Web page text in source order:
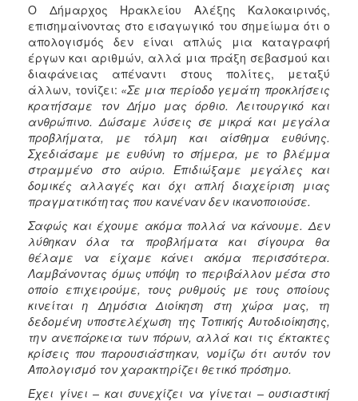
Ο Δήμαρχος Ηρακλείου Αλέξης Καλοκαιρινός,
επισημαίνοντας στο εισαγωγικό του σημείωμα ότι ο
απολογισμός δεν είναι απλώς μια καταγραφή
έργων και αριθμών, αλλά μια πράξη σεβασμού και
διαφάνειας απέναντι στους πολίτες, μεταξύ
άλλων, τονίζει: «Σε μια περίοδο γεμάτη προκλήσεις
κρατήσαμε τον Δήμο μας όρθιο. Λειτουργικό και
ανθρώπινο. Δώσαμε λύσεις σε μικρά και μεγάλα
προβλήματα, με τόλμη και αίσθημα ευθύνης.
Σχεδιάσαμε με ευθύνη το σήμερα, με το βλέμμα
στραμμένο στο αύριο. Επιδιώξαμε μεγάλες και
δομικές αλλαγές και όχι απλή διαχείριση μιας
πραγματικότητας που κανέναν δεν ικανοποιούσε.
Σαφώς και έχουμε ακόμα πολλά να κάνουμε. Δεν
λύθηκαν όλα τα προβλήματα και σίγουρα θα
θέλαμε να είχαμε κάνει ακόμα περισσότερα.
Λαμβάνοντας όμως υπόψη το περιβάλλον μέσα στο
οποίο επιχειρούμε, τους ρυθμούς με τους οποίους
κινείται η Δημόσια Διοίκηση στη χώρα μας, τη
δεδομένη υποστελέχωση της Τοπικής Αυτοδιοίκησης,
την ανεπάρκεια των πόρων, αλλά και τις έκτακτες
κρίσεις που παρουσιάστηκαν, νομίζω ότι αυτόν τον
Απολογισμό τον χαρακτηρίζει θετικό πρόσημο.
Έχει γίνει – και συνεχίζει να γίνεται – ουσιαστική